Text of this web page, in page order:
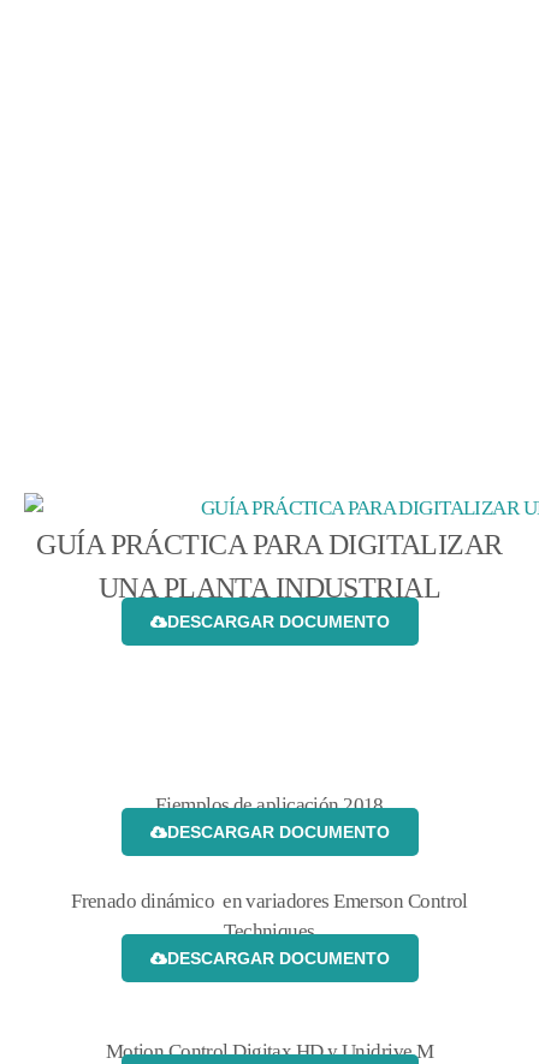
GUÍA PRÁCTICA PARA DIGITALIZAR
UNA PLANTA INDUSTRIAL
DESCARGAR DOCUMENTO
Ejemplos de aplicación 2018
DESCARGAR DOCUMENTO
Frenado dinámico en variadores Emerson Control
Techniques
DESCARGAR DOCUMENTO
Motion Control Digitax HD y Unidrive M